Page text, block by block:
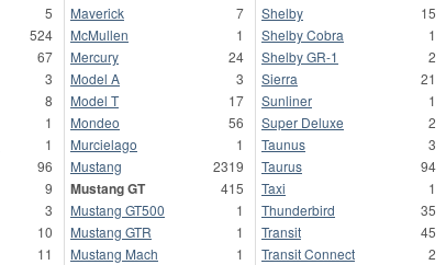
5
524
67
3
8
1
1
96
9
3
10
11
Maverick
7
McMullen
1
Mercury
24
Model A
3
Model T
17
Mondeo
56
Murcielago
1
Mustang
2319
Mustang GT
415
Mustang GT500
1
Mustang GTR
1
Mustang Mach
1
Shelby
15
Shelby Cobra
1
Shelby GR-1
2
Sierra
21
Sunliner
1
Super Deluxe
2
Taunus
3
Taurus
94
Taxi
1
Thunderbird
35
Transit
45
Transit Connect
2